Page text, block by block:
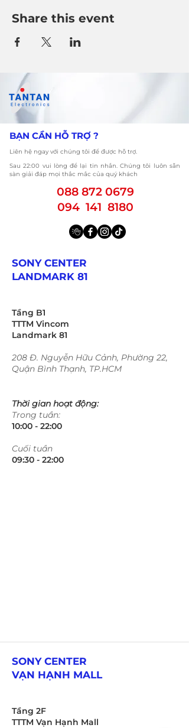
Share this event
​BẠN CẦN HỖ TRỢ ?
Liên hệ ngay với chúng tôi để được hỗ trợ.
​Sau 22:00 vui lòng để lại tin nhắn. Chúng tôi luôn sẵn
sàn giải đáp mọi thắc mắc của quý khách
088 872 0679
094 141 8180
SONY CENTER
LANDMARK 81
Tầng B1
TTTM Vincom
Landmark 81
208 Đ. Nguyễn Hữu Cảnh, Phường 22,
Quận Bình Thạnh, TP.HCM
Thời gian hoạt động:
Trong tuần:
10:00 - 22:00​​​
​Cuối tuần
09:30 - 22:00​​​
SONY CENTER
VẠN HẠNH MALL
Tầng 2F
TTTM Vạn Hạnh Mall